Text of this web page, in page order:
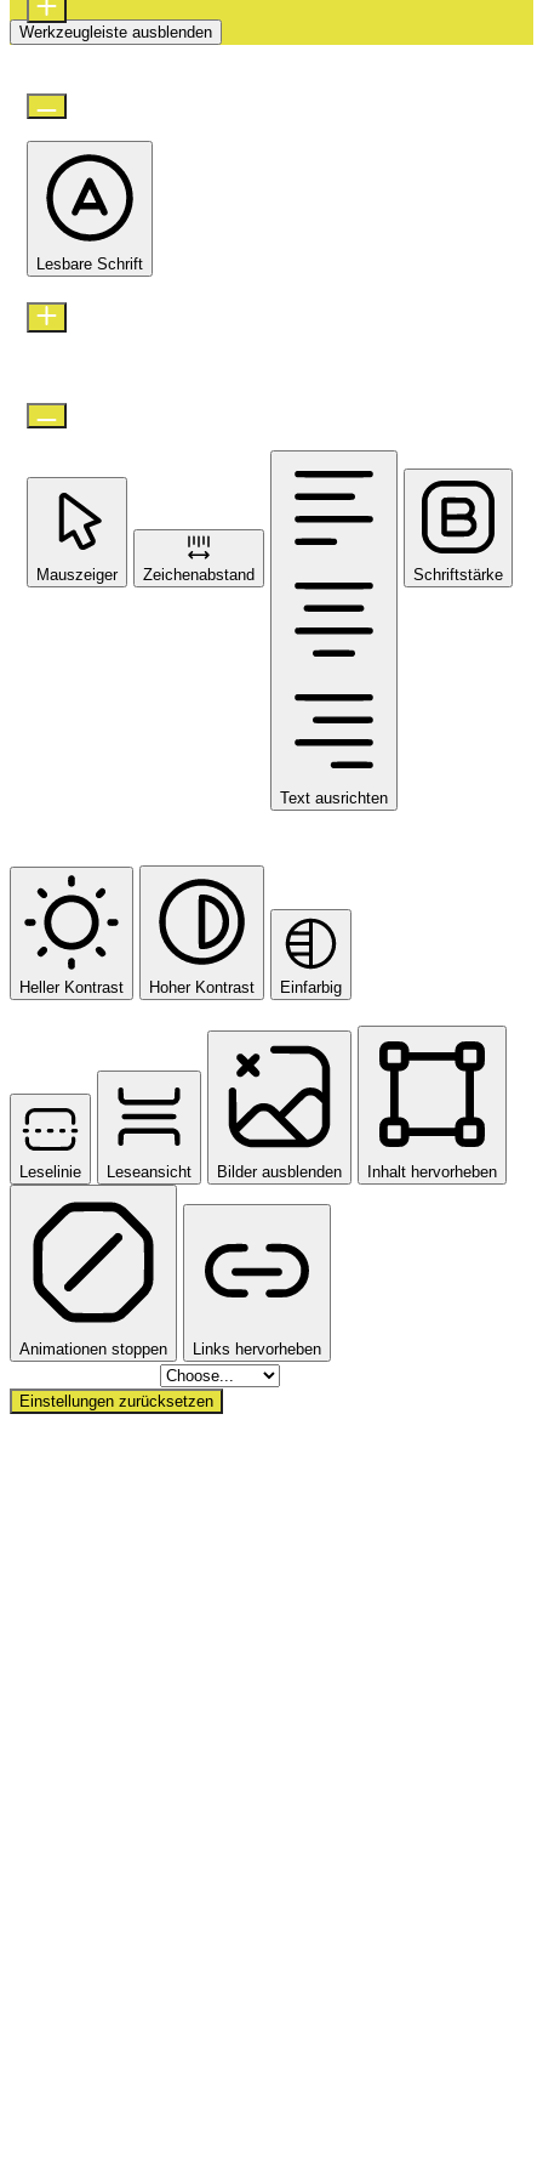
Werkzeugleiste ausblenden
Lesbare Schrift
Mauszeiger Zeichenabstand
Text ausrichten
Schriftstärke
Heller Kontrast Hoher Kontrast Einfarbig
Leselinie Leseansicht Bilder ausblenden Inhalt hervorheben
Animationen stoppen Links hervorheben
Einstellungen zurücksetzen